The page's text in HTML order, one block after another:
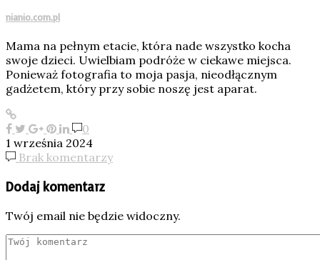
nianio.com.pl
Mama na pełnym etacie, która nade wszystko kocha
swoje dzieci. Uwielbiam podróże w ciekawe miejsca.
Ponieważ fotografia to moja pasja, nieodłącznym
gadżetem, który przy sobie noszę jest aparat.
0
1 września 2024
Brak komentarzy
Dodaj komentarz
Twój email nie będzie widoczny.